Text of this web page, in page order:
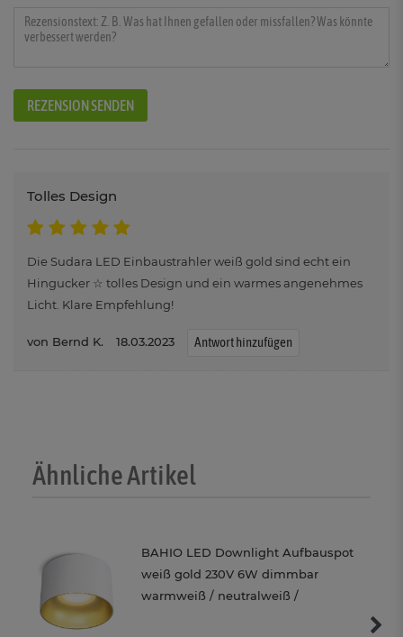
REZENSION SENDEN
Tolles Design
Die Sudara LED Einbaustrahler weiß gold sind echt ein
Hingucker ☆ tolles Design und ein warmes angenehmes
Licht. Klare Empfehlung!
Bernd K. 18.03.2023 Antwort hinzufügen
Ähnliche Artikel
BAHIO LED Downlight Aufbauspot
weiß gold 230V 6W dimmbar
warmweiß / neutralweiß /